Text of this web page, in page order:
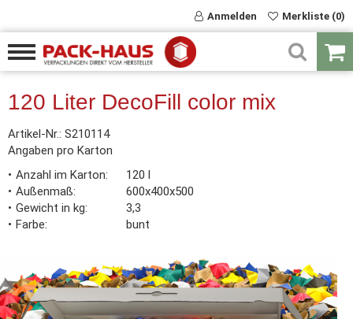
Anmelden Merkliste (0)
120 Liter DecoFill color mix
Artikel-Nr.: S210114
Angaben pro Karton
Anzahl im Karton
120 l
Außenmaß
600x400x500
Gewicht in kg
3,3
Farbe
bunt